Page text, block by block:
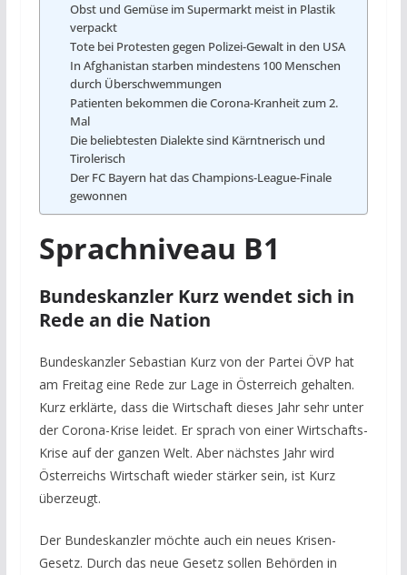
Obst und Gemüse im Supermarkt meist in Plastik
verpackt
Tote bei Protesten gegen Polizei-Gewalt in den USA
In Afghanistan starben mindestens 100 Menschen
durch Überschwemmungen
Patienten bekommen die Corona-Kranheit zum 2.
Mal
Die beliebtesten Dialekte sind Kärntnerisch und
Tirolerisch
Der FC Bayern hat das Champions-League-Finale
gewonnen
Sprachniveau B1
Bundeskanzler Kurz wendet sich in
Rede an die Nation
Bundeskanzler Sebastian Kurz von der Partei ÖVP hat
am Freitag eine Rede zur Lage in Österreich gehalten.
Kurz erklärte, dass die Wirtschaft dieses Jahr sehr unter
der Corona-Krise leidet. Er sprach von einer Wirtschafts-
Krise auf der ganzen Welt. Aber nächstes Jahr wird
Österreichs Wirtschaft wieder stärker sein, ist Kurz
überzeugt.
Der Bundeskanzler möchte auch ein neues Krisen-
Gesetz. Durch das neue Gesetz sollen Behörden in